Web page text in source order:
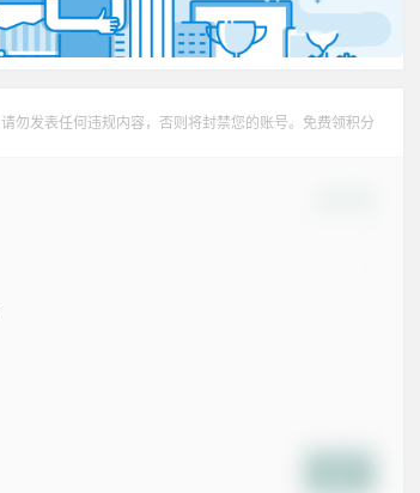
请勿发表任何违规内容，否则将封禁您的账号。免费领积分